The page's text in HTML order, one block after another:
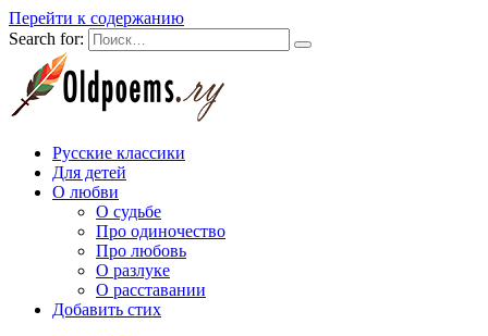
Перейти к содержанию
Search for:
Русские классики
Для детей
О любви
О судьбе
Про одиночество
Про любовь
О разлуке
О расставании
Добавить стих